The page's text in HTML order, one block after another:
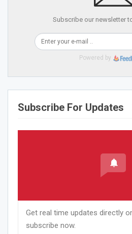
Subscribe our newsletter
Powered by
Subscribe For Updates
Get real time updates directly
subscribe now.